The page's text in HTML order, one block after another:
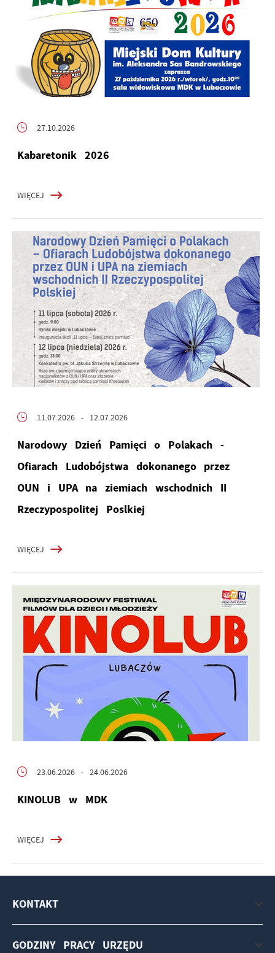
27.10.2026
Kabaretonik 2026
WIĘCEJ
11.07.2026 - 12.07.2026
Narodowy Dzień Pamięci o Polakach -
Ofiarach Ludobójstwa dokonanego przez
OUN i UPA na ziemiach wschodnich II
Rzeczypospolitej Poslkiej
WIĘCEJ
23.06.2026 - 24.06.2026
KINOLUB w MDK
WIĘCEJ
KONTAKT
GODZINY PRACY URZĘDU